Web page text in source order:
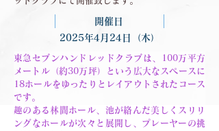
開催日
2025年4月24日（木）
東急セブンハンドレッドクラブは、100万平方
メートル（約30万坪）という広大なスペースに
18ホールをゆったりとレイアウトされたコース
です。
趣のある林間ホール、池が絡んだ美しくスリリ
ングなホールが次々と展開し、プレーヤーの挑